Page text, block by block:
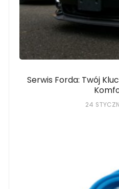
Serwis Forda: Twój
24